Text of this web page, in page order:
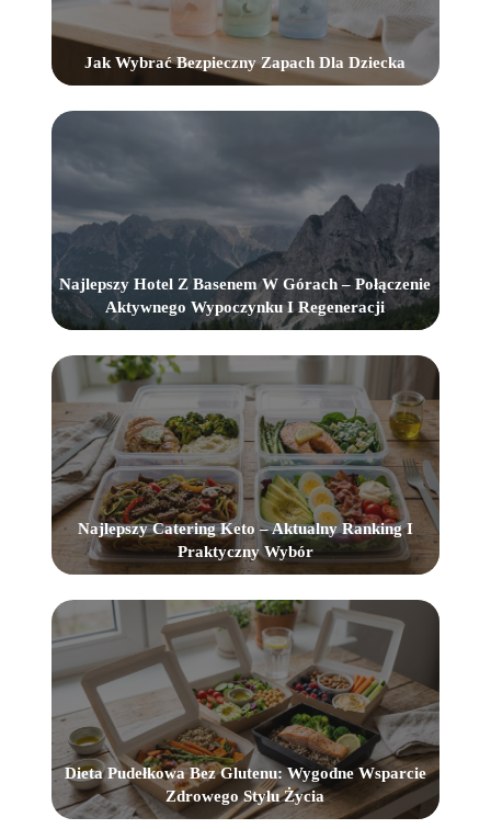
Jak Wybrać Bezpieczny Zapach Dla Dziecka
Najlepszy Hotel Z Basenem W Górach – Połączenie
Aktywnego Wypoczynku I Regeneracji
Najlepszy Catering Keto – Aktualny Ranking I
Praktyczny Wybór
Dieta Pudełkowa Bez Glutenu: Wygodne Wsparcie
Zdrowego Stylu Życia